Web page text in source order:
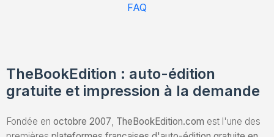
FAQ
TheBookEdition : auto-édition
gratuite et impression à la demande
Fondée en octobre 2007, TheBookEdition.com est l'une des